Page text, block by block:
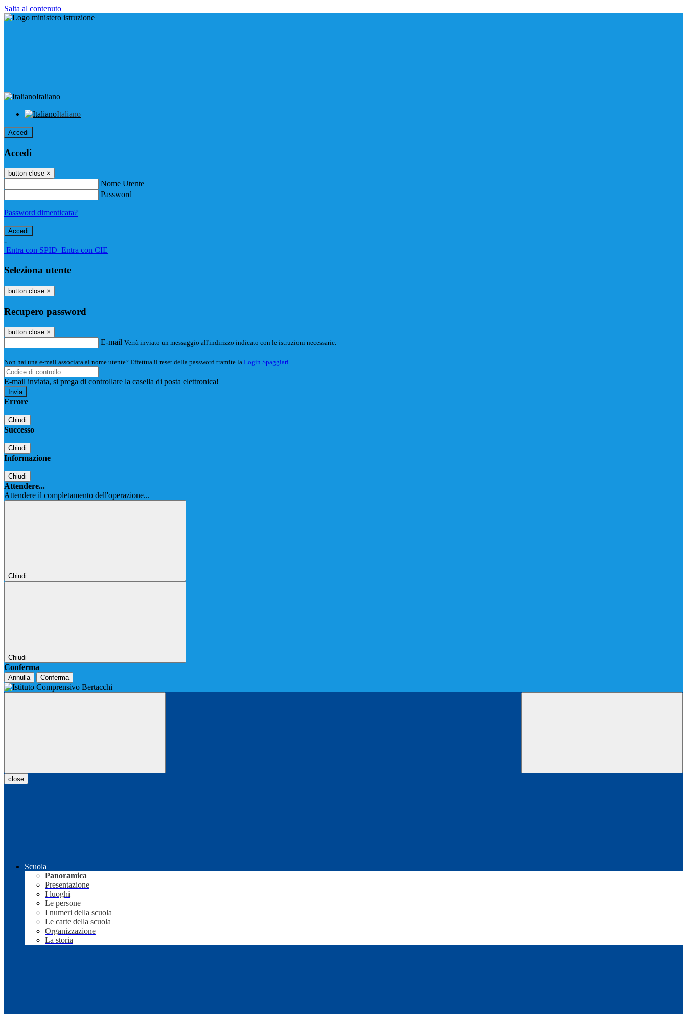
Salta al contenuto
Italiano
Italiano
Accedi
Accedi
button close ×
Nome Utente
Password
Password dimenticata?
-
Entra con SPID Entra con CIE
Seleziona utente
button close ×
Recupero password
button close ×
E-mail Verrà inviato un messaggio all'indirizzo indicato con le istruzioni necessarie.
Non hai una e-mail associata al nome utente? Effettua il reset della password tramite la Login Spaggiari
E-mail inviata, si prega di controllare la casella di posta elettronica!
Errore
Chiudi
Successo
Chiudi
Informazione
Chiudi
Attendere...
Attendere il completamento dell'operazione...
Chiudi
Chiudi
Conferma
Annulla Conferma
close
Scuola
Panoramica
Presentazione
I luoghi
Le persone
I numeri della scuola
Le carte della scuola
Organizzazione
La storia